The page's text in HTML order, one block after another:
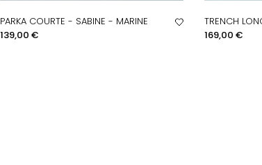
PARKA COURTE - SABINE - MARINE
Prix
139,00 €
TRENCH
Prix
169,00 €